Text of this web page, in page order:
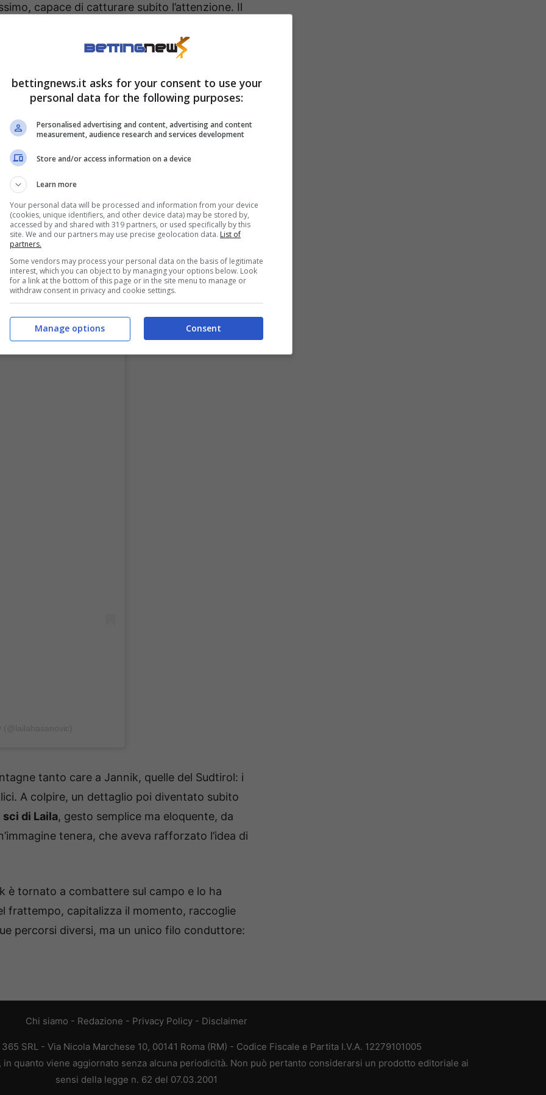
capace di catturare subito l’attenzione. Il
entusiasti, segnale inequivocabile di un
resta sullo sfondo, ci mancherebbe, ma
della narrazione, anzi. In primo piano c’è
e il viso da dea.
social e bellezza da
anche gli assetati di gossip, la storia più
agli amanti del genere immagini capaci di far
tanto care a Jannik, quelle del Sudtirol: i
A colpire, un dettaglio poi diventato subito
di Laila, gesto semplice ma eloquente, da
tenera, che aveva rafforzato l’idea di
è tornato a combattere sul campo e lo ha
frattempo, capitalizza il momento, raccoglie
percorsi diversi, ma un unico filo conduttore:
Chi siamo - Redazione - Privacy Policy - Disclaimer
SRL - Via Nicola Marchese 10, 00141 Roma (RM) - Codice Fiscale e Partita I.V.A. 12279101005
quanto viene aggiornato senza alcuna periodicità. Non può pertanto considerarsi un prodotto editoriale ai
sensi della legge n. 62 del 07.03.2001
bettingnews.it asks for your consent to use your
personal data for the following purposes:
Personalised advertising and content, advertising and content
measurement, audience research and services development
Store and/or access information on a device
Learn more
Your personal data will be processed and information from your device
(cookies, unique identifiers, and other device data) may be stored by,
accessed by and shared with 319 partners, or used specifically by this
site. We and our partners may use precise geolocation data. List of
partners.
Some vendors may process your personal data on the basis of legitimate
interest, which you can object to by managing your options below. Look
for a link at the bottom of this page or in the site menu to manage or
withdraw consent in privacy and cookie settings.
Consent
Manage options